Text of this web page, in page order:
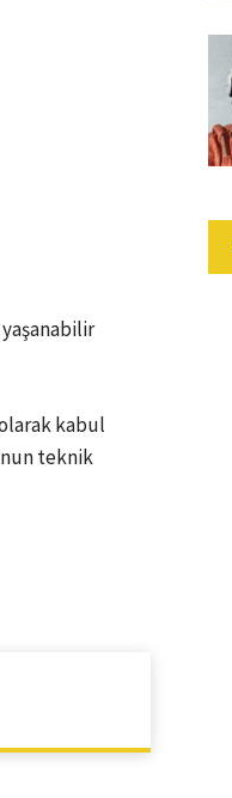
kabul
teknik